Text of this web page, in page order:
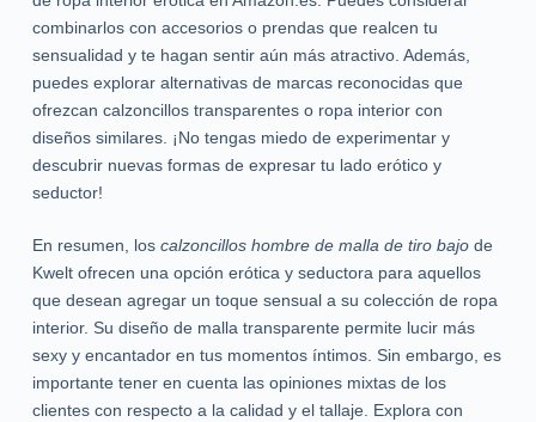
combinarlos con accesorios o prendas que realcen tu
sensualidad y te hagan sentir aún más atractivo. Además,
puedes explorar alternativas de marcas reconocidas que
ofrezcan calzoncillos transparentes o ropa interior con
diseños similares. ¡No tengas miedo de experimentar y
descubrir nuevas formas de expresar tu lado erótico y
seductor!
En resumen, los calzoncillos hombre de malla de tiro bajode
Kwelt ofrecen una opción erótica y seductora para aquellos
que desean agregar un toque sensual a su colección de ropa
interior. Su diseño de malla transparente permite lucir más
sexy y encantador en tus momentos íntimos. Sin embargo, es
importante tener en cuenta las opiniones mixtas de los
clientes con respecto a la calidad y el tallaje. Explora con